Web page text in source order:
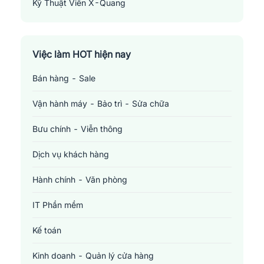
Kỹ Thuật Viên X-Quang
Việc làm HOT hiện nay
Bán hàng - Sale
Vận hành máy - Bảo trì - Sửa chữa
Bưu chính - Viễn thông
Dịch vụ khách hàng
Hành chính - Văn phòng
IT Phần mềm
Kế toán
Kinh doanh - Quản lý cửa hàng